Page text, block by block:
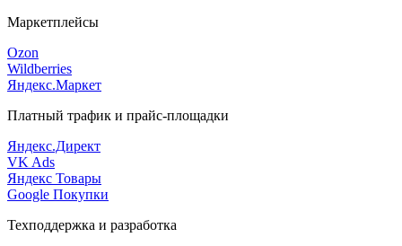
Маркетплейсы
Ozon
Wildberries
Яндекс.Маркет
Платный трафик и прайс-площадки
Яндекс.Директ
VK Ads
Яндекс Товары
Google Покупки
Техподдержка и разработка